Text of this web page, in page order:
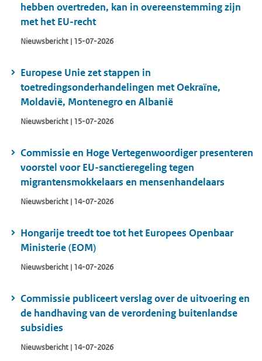
hebben overtreden, kan in overeenstemming zijn
met het EU-recht
Nieuwsbericht | 15-07-2026
Europese Unie zet stappen in
toetredingsonderhandelingen met Oekraïne,
Moldavië, Montenegro en Albanië
Nieuwsbericht | 15-07-2026
Commissie en Hoge Vertegenwoordiger presenteren
voorstel voor EU-sanctieregeling tegen
migrantensmokkelaars en mensenhandelaars
Nieuwsbericht | 14-07-2026
Hongarije treedt toe tot het Europees Openbaar
Ministerie (EOM)
Nieuwsbericht | 14-07-2026
Commissie publiceert verslag over de uitvoering en
de handhaving van de verordening buitenlandse
subsidies
Nieuwsbericht | 14-07-2026